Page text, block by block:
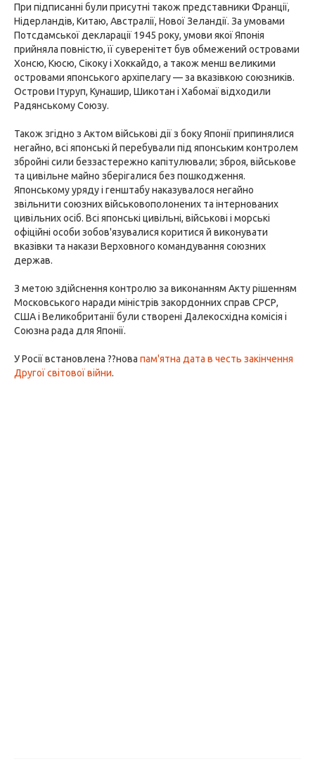
При підписанні були присутні також представники Франції,
Нідерландів, Китаю, Австралії, Нової Зеландії. За умовами
Потсдамської декларації 1945 року, умови якої Японія
прийняла повністю, її суверенітет був обмежений островами
Хонсю, Кюсю, Сікоку і Хоккайдо, а також менш великими
островами японського архіпелагу — за вказівкою союзників.
Острови Ітуруп, Кунашир, Шикотан і Хабомаї відходили
Радянському Союзу.
Також згідно з Актом військові дії з боку Японії припинялися
негайно, всі японські й перебували під японським контролем
збройні сили беззастережно капітулювали; зброя, військове
та цивільне майно зберігалися без пошкодження.
Японському уряду і генштабу наказувалося негайно
звільнити союзних військовополонених та інтернованих
цивільних осіб. Всі японські цивільні, військові і морські
офіційні особи зобов'язувалися коритися й виконувати
вказівки та накази Верховного командування союзних
держав.
З метою здійснення контролю за виконанням Акту рішенням
Московського наради міністрів закордонних справ СРСР,
США і Великобританії були створені Далекосхідна комісія і
Союзна рада для Японії.
У Росії встановлена ??нова пам'ятна дата в честь закінчення
Другої світової війни.